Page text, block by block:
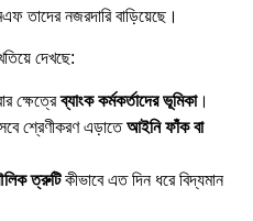
তাদের নজরদারি বাড়িয়েছে।
দেখছে:
ক্ষেত্রেব্যাংক কর্মকর্তাদের ভূমিকা।
শ্রেণীকরণ এড়াতেআইনি ফাঁক বা
ত্রুটিকীভাবে এত দিন ধরে বিদ্যমান